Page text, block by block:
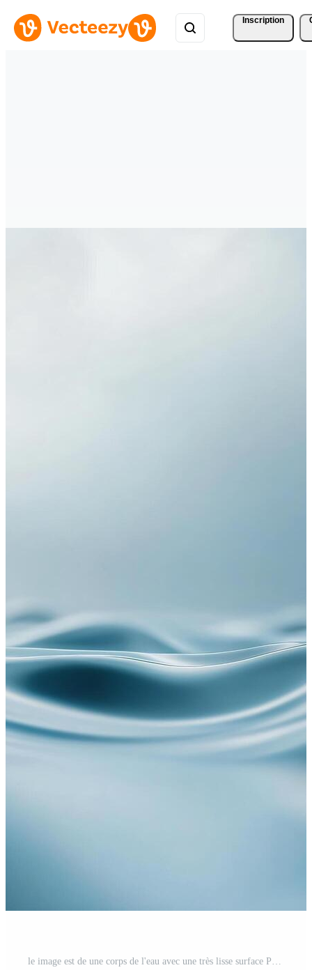
Inscription
le image est de une corps de l'eau avec une très lisse surface Photo Gratuite